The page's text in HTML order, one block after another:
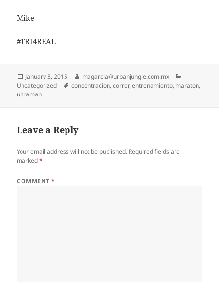
Mike
#TRI4REAL
Posted
on
January 3, 2015 Author
magarcia@urbanjungle.com.mx
Uncategorized
Tags
concentracion,correr,entrenamiento, maraton,
ultraman
Leave a Reply
Your email address will not be published. Required fields are
marked*
COMMENT*